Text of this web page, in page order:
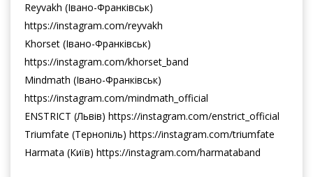
Reyvakh (Івано-Франківськ)
https://instagram.com/reyvakh
Khorset (Івано-Франківськ)
https://instagram.com/khorset_band
Mindmath (Івано-Франківськ)
https://instagram.com/mindmath_official
ENSTRICT (Львів) https://instagram.com/enstrict_official
Triumfate (Тернопіль) https://instagram.com/triumfate
Harmata (Київ) https://instagram.com/harmataband